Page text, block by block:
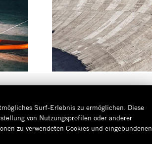
Surf-Erlebnis zu ermöglichen. Diese
von Nutzungsprofilen oder anderer
zu verwendeten Cookies und eingebundenen